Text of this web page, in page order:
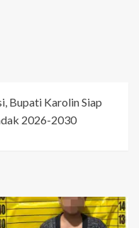
Bupati Karolin Siap
2026-2030